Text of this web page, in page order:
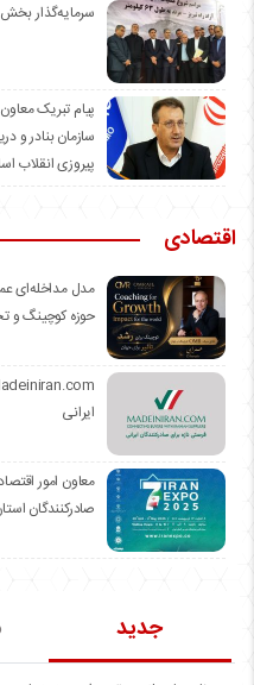
سرمایه‌گذار
️پیام تبریک
سازمان بنادر و
پیروزی انقلاب
اقتصادی
حوزه کوچینگ و
ایرانی
معاون امور
صادرکنندگان
جدید